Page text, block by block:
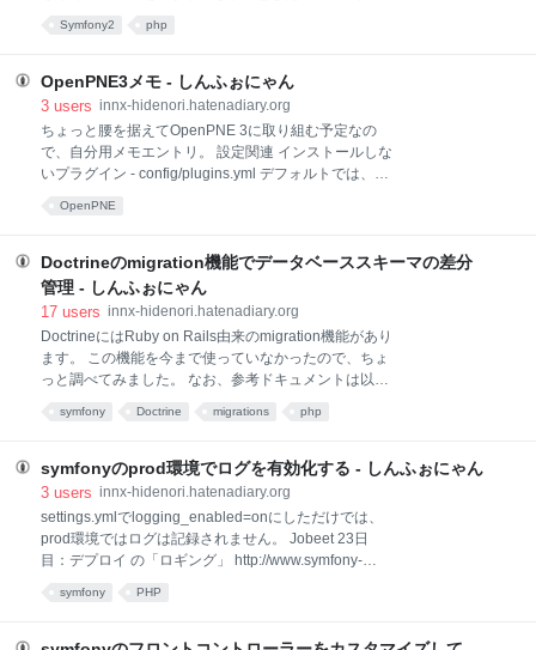
書き出しがうまくいかなかった（2重になったりした
す。 このタスクシステム、Symfony2ではどうなって
「コマンド」という用語になっているようです。 コマ
ンドはバンドル単位で作る symfony 1.xでは、symfony
コアのタスク、プラグインのタスク、プロジェクトレ
ベルのlib/taskにあるタスクが自動的に読み込まれてい
ました。 Symfony2では、「アプリケーション」とい
いう単位でアプリケーションも管理されるようになり
読み込まれます。 ※Symfony2のコアもバンドルの1つ
で、他
Symfony2 php
OpenPNE3メモ - しんふぉにゃん
3 users innx-hidenori.hatenadiary.org
ちょっと腰を据えてOpenPNE 3に取り組む予定なの
で、自分用メモエントリ。 設定関連 インストールしな
いプラグイン - config/plugins.yml デフォルトでは、
ルされてしまい、関連モデルなども作成される。不要
から外すにはconfig/plugins.ymlに記述する。 Google
グループ opWebAPIPlugin: install: false DB設定を変更
せずにインストールのやり直し redoオプション php
前で用意して上記redoオプションでインストールしよ
うとしてもできない Bug（バグ） #1606:
opPluginInstallTask::e
OpenPNE
Doctrineのmigration機能でデータベーススキーマの差分
管理 - しんふぉにゃん
17 users innx-hidenori.hatenadiary.org
DoctrineにはRuby on Rails由来のmigration機能があり
ます。 この機能を今まで使っていなかったので、ちょ
っと調べてみました。 なお、参考ドキュメントは以下
を把握できませんでした。 symfony 1.x legacy
project.org/projects/orm/1.2/docs/manual/migrations/ja
#migrations コマンド php symfony doctrine:generate-
migration php symfony doctrine:generate-migrations-
db php symfony doctrine:generate-migrations-models
php symfony doctrine:ge
symfony Doctrine migrations php
symfonyのprod環境でログを有効化する - しんふぉにゃん
3 users innx-hidenori.hatenadiary.org
settings.ymlでlogging_enabled=onにしただけでは、
prod環境ではログは記録されません。 Jobeet 23日
目：デプロイ の「ロギング」 http://www.symfony-
は、prod環境ではロギングは行われません。 ロガーク
apps/frontend/config/factories.yml prod: logger: class:
symfony PHP